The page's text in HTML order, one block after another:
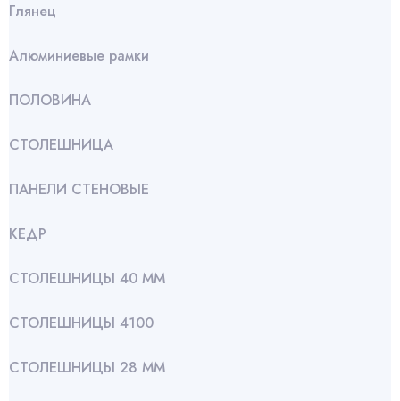
Глянец
Алюминиевые рамки
ПОЛОВИНА
СТОЛЕШНИЦА
ПАНЕЛИ СТЕНОВЫЕ
КЕДР
СТОЛЕШНИЦЫ 40 ММ
СТОЛЕШНИЦЫ 4100
СТОЛЕШНИЦЫ 28 ММ